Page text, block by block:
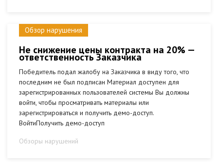
Обзор нарушения
Не снижение цены контракта на 20% —
ответственность Заказчика
Победитель подал жалобу на Заказчика в виду того, что
последним не был подписан Материал доступен для
зарегистрированных пользователей системы Вы должны
войти, чтобы просматривать материалы или
зарегистрироваться и получить демо-доступ.
ВойтиПолучить демо-доступ
Обзоры нарушений